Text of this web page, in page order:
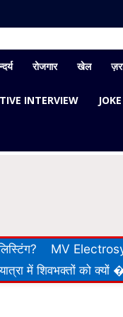
रोजगार खेल
INTERVIEW JOKE
MV
में शिवभक्तों को क्यों